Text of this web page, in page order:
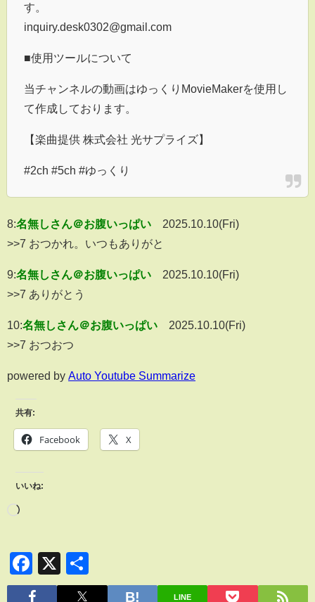
す。
inquiry.desk0302@gmail.com
■使用ツールについて
当チャンネルの動画はゆっくりMovieMakerを使用し
て作成しております。
【楽曲提供 株式会社 光サプライズ】
#2ch #5ch #ゆっくり
8:名無しさん＠お腹いっぱい
2025.10.10(Fri)
>>7 おつかれ。いつもありがと
9:名無しさん＠お腹いっぱい
2025.10.10(Fri)
>>7 ありがとう
10:名無しさん＠お腹いっぱい
2025.10.10(Fri)
>>7 おつおつ
powered by Auto Youtube Summarize
共有:
Facebook X
いいね:
Facebook
X
有
LINE